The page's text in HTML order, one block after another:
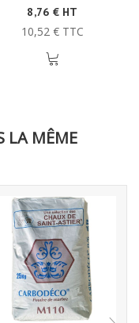
8,76 € HT
10,52 € TTC
LA MÊME